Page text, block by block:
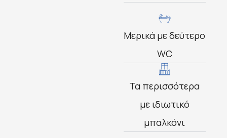
Μερικά με δεύτερο
WC
Τα περισσότερα
με ιδιωτικό
μπαλκόνι